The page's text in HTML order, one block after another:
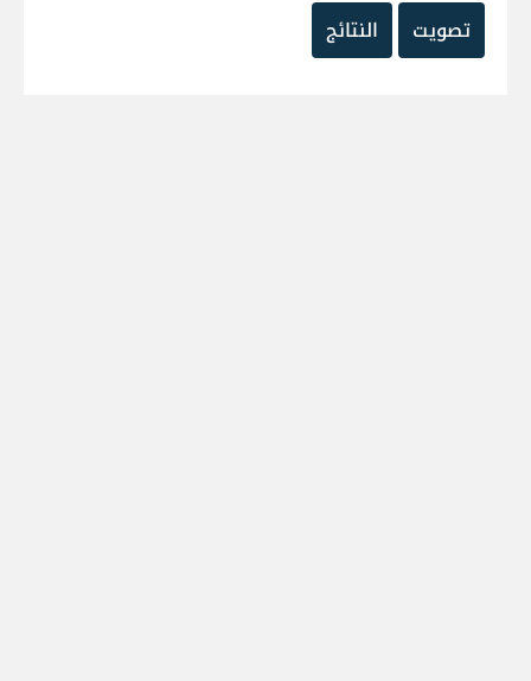
تصويت
النتائج